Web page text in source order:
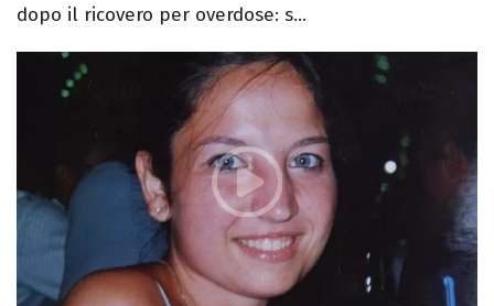
dopo il ricovero per overdose: s...